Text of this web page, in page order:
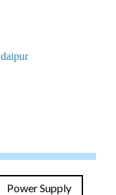
Power Supply